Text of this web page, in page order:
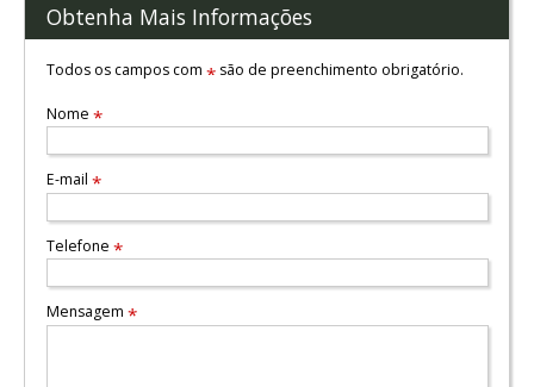
Obtenha Mais Informações
Todos os campos com *são de preenchimento obrigatório.
Nome *
E-mail *
Telefone *
Mensagem *